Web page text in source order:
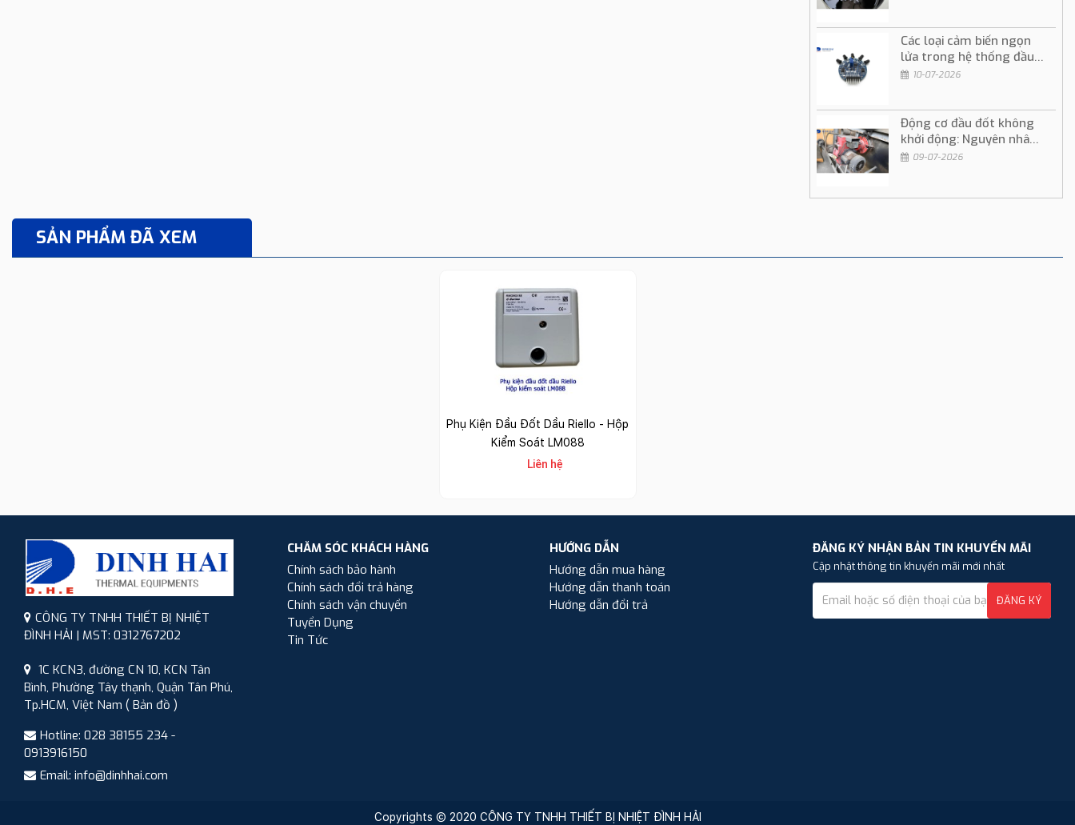
Các loại cảm biến ngọn
lửa trong hệ thống đầu
đốt dầu và gas
10-07-2026
Động cơ đầu đốt không
khởi động: Nguyên nhân
và cách khắc phục
09-07-2026
SẢN PHẨM ĐÃ XEM
Phụ Kiện Đầu Đốt Dầu Riello - Hộp
Kiểm Soát LM088
Liên hệ
CÔNG TY TNHH THIẾT BỊ NHIỆT
ĐÌNH HẢI | MST: 0312767202
1C KCN3, đường CN 10, KCN Tân
Bình, Phường Tây thạnh, Quận Tân Phú,
Tp.HCM, Việt Nam ( Bản đồ )
Hotline: 028 38155 234 -
0913916150
Email: info@dinhhai.com
CHĂM SÓC KHÁCH HÀNG
Chính sách bảo hành
Chính sách đổi trả hàng
Chính sách vận chuyển
Tuyển Dụng
Tin Tức
HƯỚNG DẪN
Hướng dẫn mua hàng
Hướng dẫn thanh toán
Hướng dẫn đổi trả
ĐĂNG KÝ NHẬN BẢN TIN KHUYẾN MÃI
Cập nhật thông tin khuyến mãi mới nhất
ĐĂNG KÝ
Copyrights © 2020 CÔNG TY TNHH THIẾT BỊ NHIỆT ĐÌNH HẢI